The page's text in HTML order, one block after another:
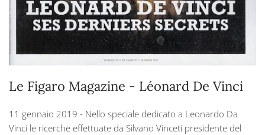
Le Figaro Magazine - Léonard De Vinci
11 gennaio 2019 - Nello speciale dedicato a Leonardo Da
Vinci le ricerche effettuate da Silvano Vinceti presidente del